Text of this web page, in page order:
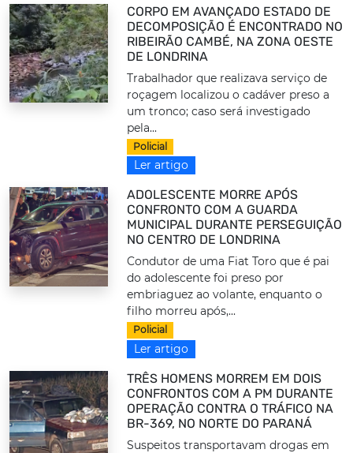
CORPO EM AVANÇADO ESTADO DE
DECOMPOSIÇÃO É ENCONTRADO NO
RIBEIRÃO CAMBÉ, NA ZONA OESTE
DE LONDRINA
Trabalhador que realizava serviço de
roçagem localizou o cadáver preso a
um tronco; caso será investigado
pela...
Policial
Ler artigo
ADOLESCENTE MORRE APÓS
CONFRONTO COM A GUARDA
MUNICIPAL DURANTE PERSEGUIÇÃO
NO CENTRO DE LONDRINA
Condutor de uma Fiat Toro que é pai
do adolescente foi preso por
embriaguez ao volante, enquanto o
filho morreu após,...
Policial
Ler artigo
TRÊS HOMENS MORREM EM DOIS
CONFRONTOS COM A PM DURANTE
OPERAÇÃO CONTRA O TRÁFICO NA
BR-369, NO NORTE DO PARANÁ
Suspeitos transportavam drogas em